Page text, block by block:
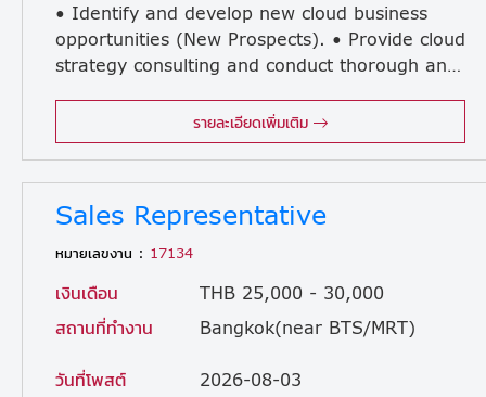
• Identify and develop new cloud business
opportunities (New Prospects). • Provide cloud
รายละเอียดเพิ่มเติม
Sales Representative
หมายเลขงาน : 17134
เงินเดือน
THB 25,000 - 30,000
สถานที่ทำงาน
Bangkok(near BTS/MRT)
วันที่โพสต์
2026-08-03